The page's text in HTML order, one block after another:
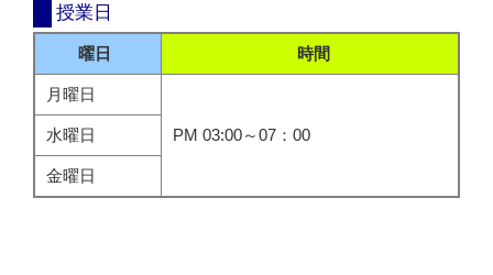
授業日
曜日 時間
月曜日
PM 03:00～07：00
水曜日
金曜日